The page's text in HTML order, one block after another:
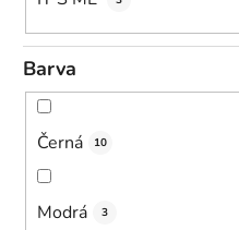
Barva
Černá 10
Modrá 3